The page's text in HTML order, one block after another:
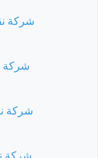
شركة
شركة
شركة
شركة